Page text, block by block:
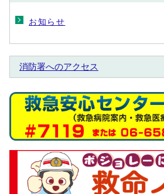
お知らせ
消防署へのアクセス